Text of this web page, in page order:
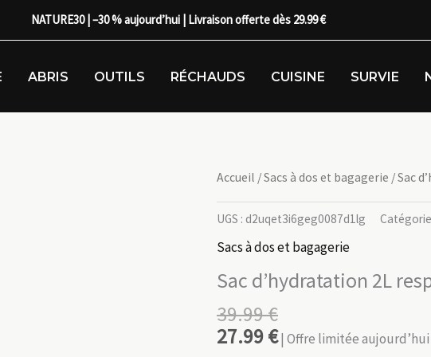
NATURE30 | –30 % aujourd’hui | Livraison offerte dès 29.99 €
ABRIS OUTILS RÉCHAUDS CUISINE SURVIE
Accueil /Sacs à dos et bagagerie / Sac
UGS : d2uqet3i6geg0087d1lg
Sacs à dos et bagagerie
Sac d’hydratation 2L
39.99€
27.99€| Offre limitée aujourd’hui